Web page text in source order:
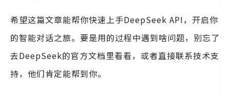
希望这篇文章能帮你快速上手DeepSeek API，开启你
的智能对话之旅。要是用的过程中遇到啥问题，别忘了
去DeepSeek的官方文档里看看，或者直接联系技术支
持，他们肯定能帮到你。